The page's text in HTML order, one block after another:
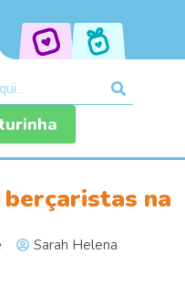
na
Sarah Helena